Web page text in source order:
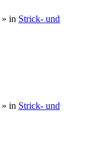
» in Strick- und
» in Strick- und